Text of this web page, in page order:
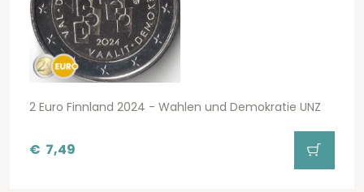
2 Euro Finnland 2024 - Wahlen und Demokratie UNZ
€ 7,49